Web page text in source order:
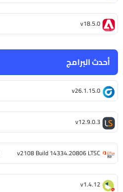
أحدث البرامج
v26.1.15.0
v12.9.0.3
v2108 Build 14334.20806 LTSC
v1.4.12
v18.5.0